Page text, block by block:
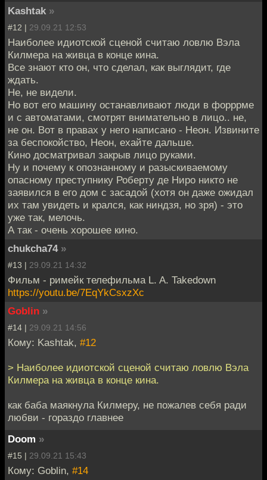
Kashtak »
#12 | 29.09.21 12:53
Наиболее идиотской сценой считаю ловлю Вэла
Килмера на живца в конце кина.
Все знают кто он, что сделал, как выглядит, где
ждать.
Не, не видели.
Но вот его машину останавливают люди в форррме
и с автоматами, смотрят внимательно в лицо.. не,
не он. Вот в правах у него написано - Неон. Извините
за беспокойство, Неон, ехайте дальше.
Кино досматривал закрыв лицо руками.
Ну и почему к опознанному и разыскиваемому
опасному преступнику Роберту де Ниро никто не
заявился в его дом с засадой (хотя он даже ожидал
их там увидеть и крался, как ниндзя, но зря) - это
уже так, мелочь.
А так - очень хорошее кино.
chukcha74 »
#13 | 29.09.21 14:32
Фильм - римейк телефильма L. A. Takedown
https://youtu.be/7EqYkCsxzXc
Goblin »
#14 | 29.09.21 14:56
Кому: Kashtak, #12
> Наиболее идиотской сценой считаю ловлю Вэла
Килмера на живца в конце кина.
как баба маякнула Килмеру, не пожалев себя ради
любви - гораздо главнее
Doom »
#15 | 29.09.21 15:43
Кому: Goblin, #14